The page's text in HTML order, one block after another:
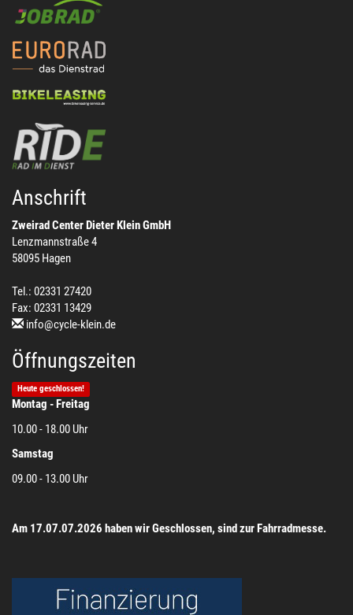
Anschrift
Zweirad Center Dieter Klein GmbH
Lenzmannstraße 4
58095 Hagen
Tel.: 02331 27420
Fax: 02331 13429
info@cycle-klein.de
Öffnungszeiten
Heute geschlossen!
Montag - Freitag
10.00 - 18.00 Uhr
Samstag
09.00 - 13.00 Uhr
Am 17.07.07.2026 haben wir Geschlossen, sind zur Fahrradmesse.